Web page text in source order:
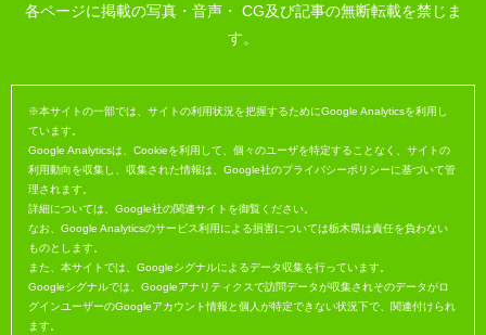
各ページに掲載の写真・音声・ CG及び記事の無断転載を禁じま
す。
※本サイトの一部では、サイトの利用状況を把握するためにGoogle Analyticsを利用し
ています。
Google Analyticsは、Cookieを利用して、個々のユーザを特定することなく、サイトの
利用動向を収集し、収集された情報は、Google社のプライバシーポリシーに基づいて管
理されます。
詳細については、Google社の関連サイトを御覧ください。
なお、Google Analyticsのサービス利用による損害については栃木県は責任を負わない
ものとします。
また、本サイトでは、Googleシグナルによるデータ収集を行っています。
Googleシグナルでは、Googleアナリティクスで訪問データが収集されそのデータがロ
グインユーザーのGoogleアカウント情報と個人が特定できない状況下で、関連付けられ
ます。